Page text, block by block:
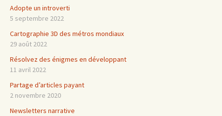
Adopte un introverti
5 septembre 2022
Cartographie 3D des métros mondiaux
29 août 2022
Résolvez des énigmes en développant
11 avril 2022
Partage d’articles payant
2 novembre 2020
Newsletters narrative